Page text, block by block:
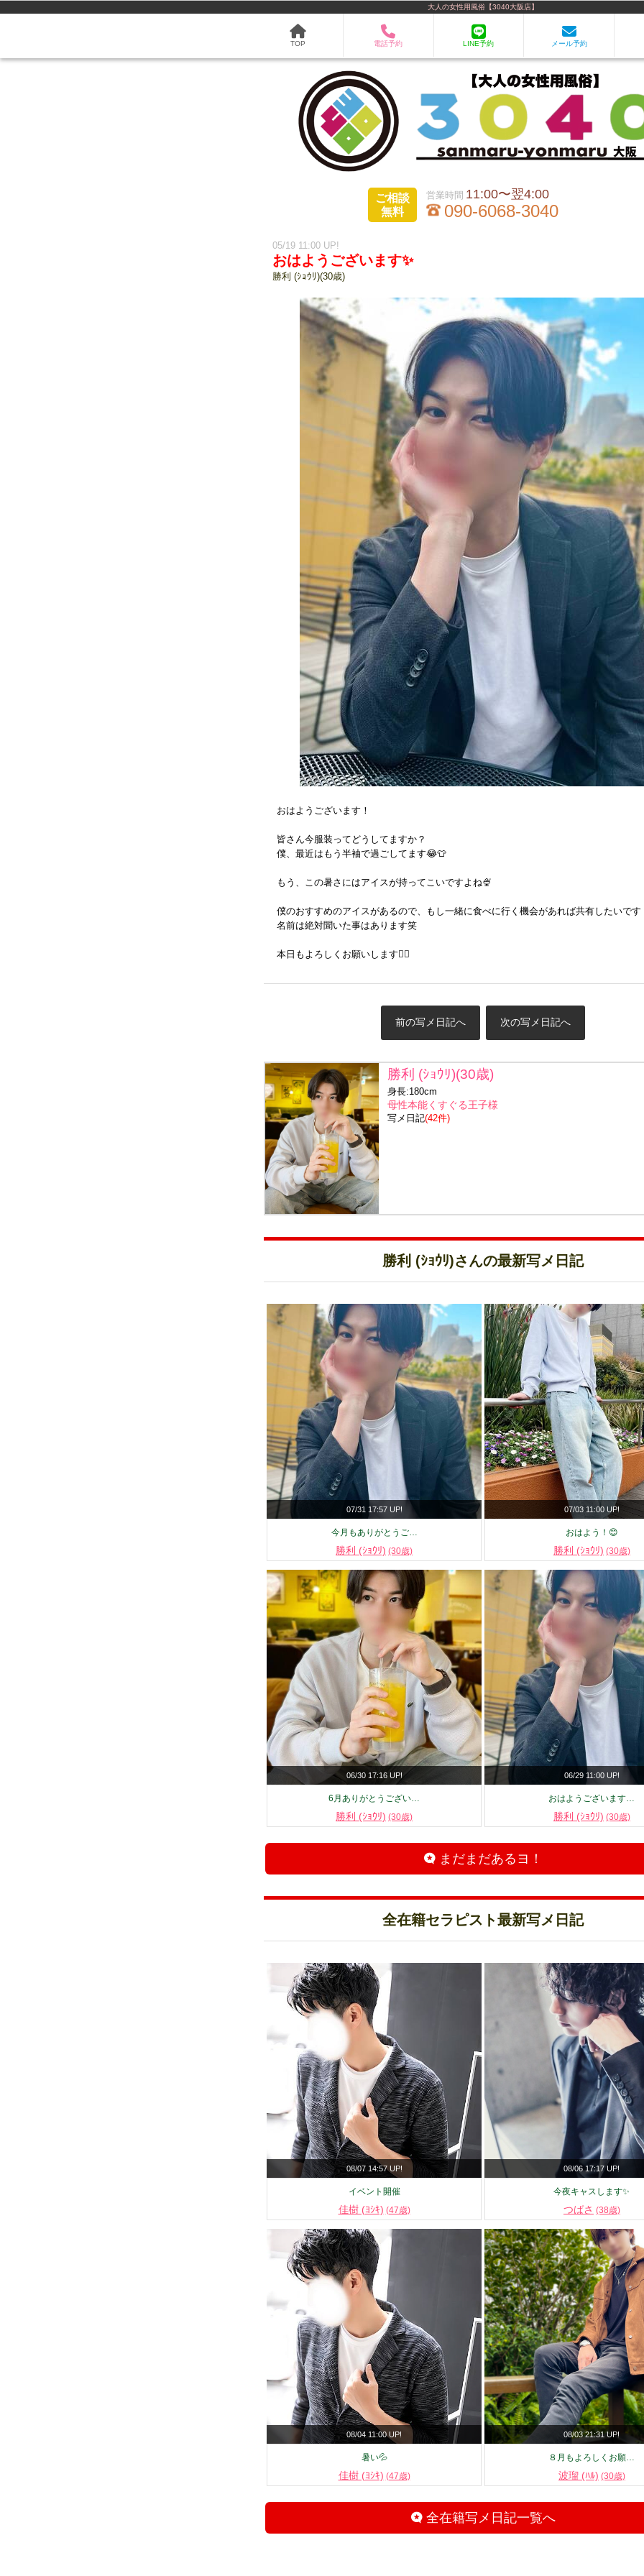
大人の女性用風俗【3040大阪店】
TOP 電話予約 LINE予約 メール予約
ご相談
無料
11:00〜翌4:00
090-6068-3040
05/19 11:00 UP!
おはようございます✨
勝利 (ｼｮｳﾘ)(30歳)
おはようございます！
皆さん今服装ってどうしてますか？
僕、最近はもう半袖で過ごしてます😂👕
もう、この暑さにはアイスが持ってこいですよね🍨
僕のおすすめのアイスがあるので、もし一緒に食べに行く機会があれば共有したいです
名前は絶対聞いた事はあります笑
本日もよろしくお願いします🙇‍♂️
前の写メ日記へ 次の写メ日記へ
勝利 (ｼｮｳﾘ)(30歳)
身長:180cm
母性本能くすぐる王子様
写メ日記(42件)
勝利 (ｼｮｳﾘ)さんの最新写メ日記
07/31 17:57 UP!
今月もありがとうご…
勝利 (ｼｮｳﾘ) (30歳)
07/03 11:00 UP!
おはよう！😊
勝利 (ｼｮｳﾘ) (30歳)
06/30 17:16 UP!
6月ありがとうござい…
勝利 (ｼｮｳﾘ) (30歳)
06/29 11:00 UP!
おはようございます…
勝利 (ｼｮｳﾘ) (30歳)
まだまだあるヨ！
全在籍セラピスト最新写メ日記
08/07 14:57 UP!
イベント開催
佳樹 (ﾖｼｷ) (47歳)
08/06 17:17 UP!
今夜キャスします✨
つばさ (38歳)
08/04 11:00 UP!
暑い💦
佳樹 (ﾖｼｷ) (47歳)
08/03 21:31 UP!
８月もよろしくお願…
波瑠 (ﾊﾙ) (30歳)
全在籍写メ日記一覧へ